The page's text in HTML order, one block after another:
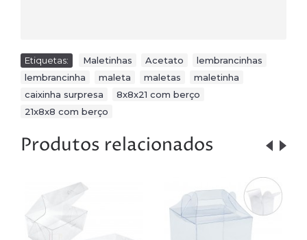
Etiquetas: Maletinhas Acetato lembrancinhas
lembrancinha
maleta maletas maletinha
caixinha surpresa
8x8x21 com berço
21x8x8 com berço
Produtos relacionados